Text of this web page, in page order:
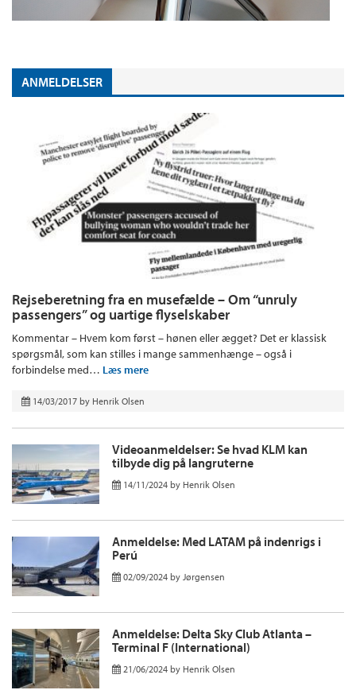
ANMELDELSER
Rejseberetning fra en musefælde – Om “unruly
passengers” og uartige flyselskaber
Kommentar – Hvem kom først – hønen eller ægget? Det er klassisk
spørgsmål, som kan stilles i mange sammenhænge – også i
forbindelse med… Læs mere
14/03/2017 by Henrik Olsen
Videoanmeldelser: Se hvad KLM kan
tilbyde dig på langruterne
14/11/2024 by Henrik Olsen
Anmeldelse: Med LATAM på indenrigs i
Perú
02/09/2024 by Jørgensen
Anmeldelse: Delta Sky Club Atlanta –
Terminal F (International)
21/06/2024 by Henrik Olsen